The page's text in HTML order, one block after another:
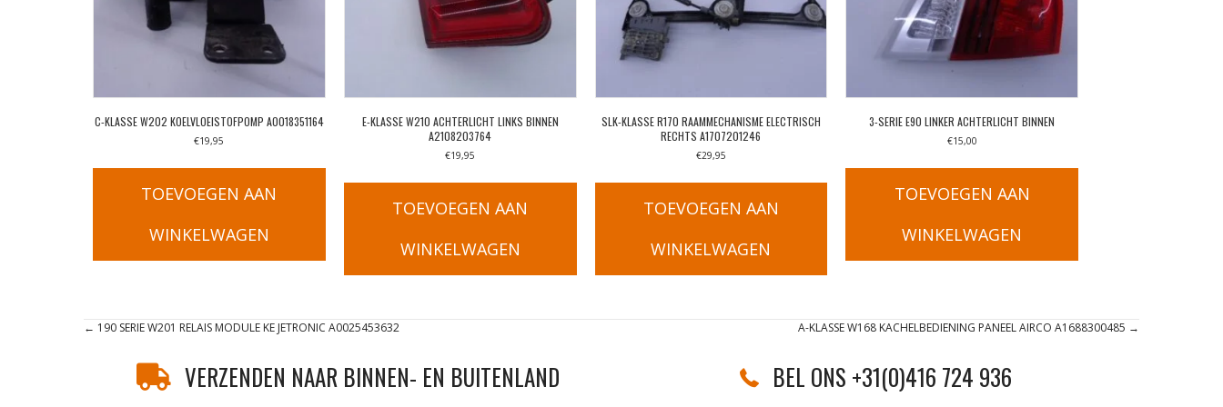
C-KLASSE W202 KOELVLOEISTOFPOMP A0018351164
€19,95
TOEVOEGEN AAN
WINKELWAGEN
E-KLASSE W210 ACHTERLICHT LINKS BINNEN
A2108203764
€19,95
TOEVOEGEN AAN
WINKELWAGEN
SLK-KLASSE R170 RAAMMECHANISME ELECTRISCH
RECHTS A1707201246
€29,95
TOEVOEGEN AAN
WINKELWAGEN
3-SERIE E90 LINKER ACHTERLICHT BINNEN
€15,00
TOEVOEGEN AAN
WINKELWAGEN
Posts
navigation
← 190 SERIE W201 RELAIS MODULE KE JETRONIC A0025453632 A-KLASSE W168 KACHELBEDIENING PANEEL AIRCO A1688300485 →
VERZENDEN NAAR BINNEN- EN BUITENLAND BEL ONS +31(0)416 724 936